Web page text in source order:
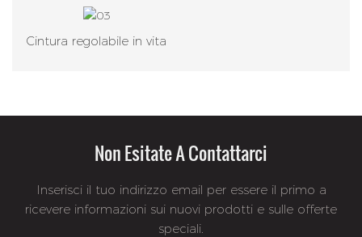
Cintura regolabile in vita
Non Esitate A Contattarci
Inserisci il tuo indirizzo email per essere il primo a
ricevere informazioni sui nuovi prodotti e sulle offerte
speciali.